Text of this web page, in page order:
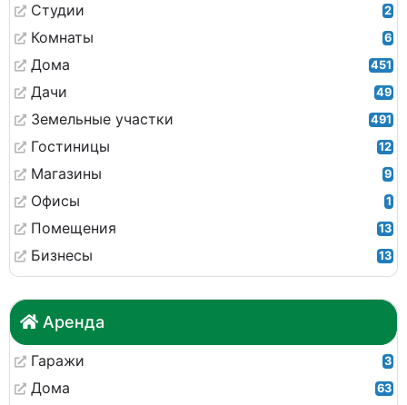
Студии 2
Комнаты 6
Дома 451
Дачи 49
Земельные участки 491
Гостиницы 12
Магазины 9
Офисы 1
Помещения 13
Бизнесы 13
Аренда
Гаражи 3
Дома 63